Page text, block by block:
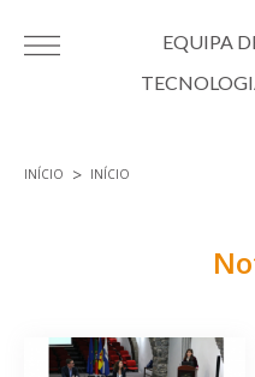
EQUIPA
INÍCIO INÍCIO